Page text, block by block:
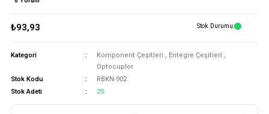
₺93,93 Stok Durumu
Kategori Komponent Çeşitleri , Entegre Çeşitleri ,
Optocuplor
Stok Kodu
RBKN-902
Stok Adeti
25